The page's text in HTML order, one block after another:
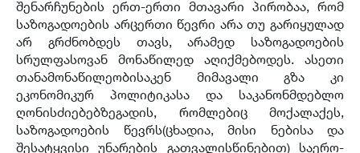
შენარჩუნების ერთ-ერთი მთავარი პირობაა, რომ
საზოგადოების არცერთი წევრი არა თუ გარიყულად
არ გრძნობდეს თავს, არამედ საზოგადოების
სრულფასოვან მონაწილედ აღიქმებოდეს. ასეთი
თანამონაწილეობისაკენ მიმავალი გზა კი
ეკონომიკურ პოლიტიკასა და საკანონმდებლო
ღონისძიებებზეგადის, რომლებიც მოქალაქეს,
საზოგადოების წევრს(ცხადია, მისი ნებისა და
შესატყვისი უნარების გათვალისწინებით) საერო-